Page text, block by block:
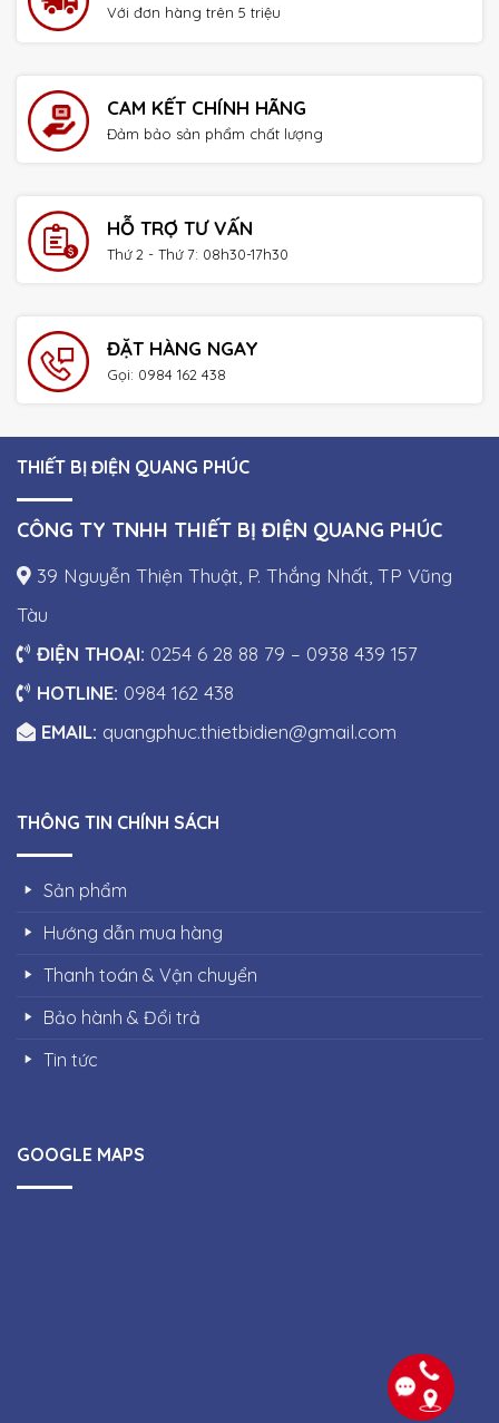
Với đơn hàng trên 5 triệu
CAM KẾT CHÍNH HÃNG
Đảm bảo sản phẩm chất lượng
HỖ TRỢ TƯ VẤN
Thứ 2 - Thứ 7: 08h30-17h30
ĐẶT HÀNG NGAY
Gọi: 0984 162 438
THIẾT BỊ ĐIỆN QUANG PHÚC
CÔNG TY TNHH THIẾT BỊ ĐIỆN QUANG PHÚC
39 Nguyễn Thiện Thuật, P. Thắng Nhất, TP Vũng
Tàu
ĐIỆN THOẠI: 0254 6 28 88 79 – 0938 439 157
HOTLINE: 0984 162 438
EMAIL: quangphuc.thietbidien@gmail.com
THÔNG TIN CHÍNH SÁCH
Sản phẩm
Hướng dẫn mua hàng
Thanh toán & Vận chuyển
Bảo hành & Đổi trả
Tin tức
GOOGLE MAPS